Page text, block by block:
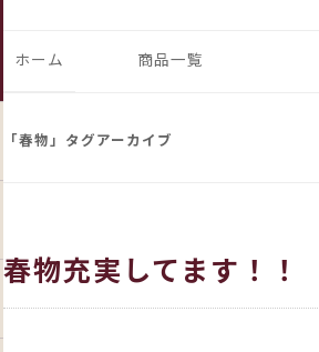
ン
ツ
ッ
フランス、イタリ
ランドの「都繊維」
ホーム 商品一覧
「春物」タグアーカイブ
春物充実してます！！